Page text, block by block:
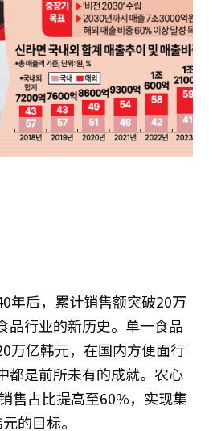
年后，累计销售额突破20万
品行业的新历史。单一食品
万亿韩元，在国内方便面行
都是前所未有的成就。农心
售占比提高至60%，实现集
的目标。